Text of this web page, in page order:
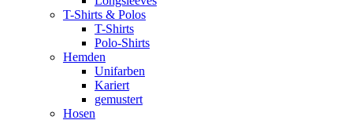
T-Shirts & Polos
T-Shirts
Polo-Shirts
Hemden
Unifarben
Kariert
gemustert
Hosen